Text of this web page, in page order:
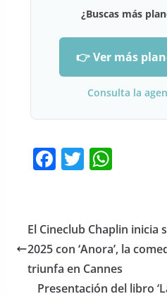
¿Buscas más
👉 Ver más
Consulta la
F
e
b
o
T
er
W
s
A
p
El Cineclub Chaplin inicia
2025 con ‘Anora’, la
triunfa en Cannes
Presentación del libro